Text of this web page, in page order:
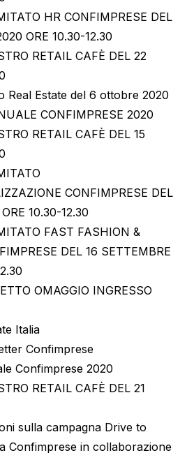
HR CONFIMPRESE DEL
ORE 10.30-12.30
RETAIL CAFÈ DEL 22
Real Estate del 6 ottobre 2020
CONFIMPRESE 2020
RETAIL CAFÈ DEL 15
CONFIMPRESE DEL
10.30-12.30
FAST FASHION &
DEL 16 SETTEMBRE
OMAGGIO INGRESSO
Italia
Confimprese
Confimprese 2020
RETAIL CAFÈ DEL 21
sulla campagna Drive to
Confimprese in collaborazione